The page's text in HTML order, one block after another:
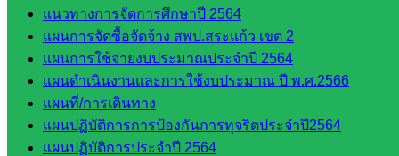
แนวทางการจัดการศึกษาปี 2564
แผนการจัดซื้อจัดจ้าง สพป.สระแก้ว เขต 2
แผนการใช้จ่ายงบประมาณประจำปี 2564
แผนดำเนินงานและการใช้งบประมาณ ปี พ.ศ.2566
แผนที่/การเดินทาง
แผนปฏิบัติการการป้องกันการทุจริตประจำปี2564
แผนปฏิบัติการประจำปี 2564
พัฒนาครู
และบุ
คลากรฯ
กลุ่มนิ